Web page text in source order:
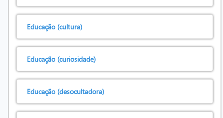
Educação (cultura)
Educação (curiosidade)
Educação (desocultadora)